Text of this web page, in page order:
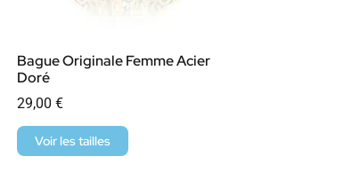
Bague Originale Femme Acier
Doré
29,00 €
Voir les tailles